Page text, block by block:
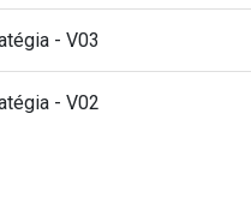
- V03
- V02